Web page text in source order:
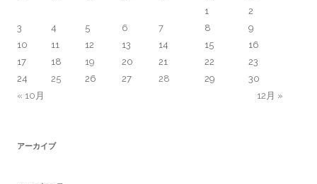
« 10月 12月 »
1
2
3
4 5 6 7 8
9
10
11 12 13 14 15
16
17
18 19 20 21 22
23
24
25 26 27 28 29 30
アーカイブ